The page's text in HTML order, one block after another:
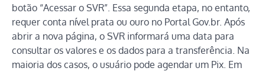
botão “Acessar o SVR”. Essa segunda etapa, no entanto,
requer conta nível prata ou ouro no Portal Gov.br. Após
abrir a nova página, o SVR informará uma data para
consultar os valores e os dados para a transferência. Na
maioria dos casos, o usuário pode agendar um Pix. Em